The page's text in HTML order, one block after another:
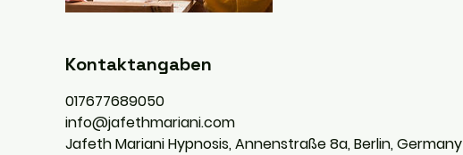
Kontaktangaben
017677689050
info@jafethmariani.com
Jafeth Mariani Hypnosis, Annenstraße 8a, Berlin, Germany